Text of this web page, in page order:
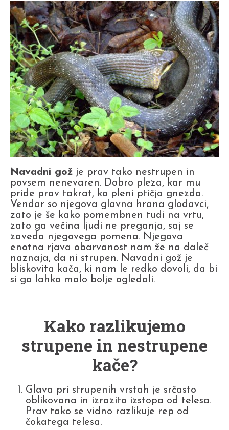
Navadni gož je prav tako nestrupen in
povsem nenevaren. Dobro pleza, kar mu
pride prav takrat, ko pleni ptičja gnezda.
Vendar so njegova glavna hrana glodavci,
zato je še kako pomembnen tudi na vrtu,
zato ga večina ljudi ne preganja, saj se
zaveda njegovega pomena. Njegova
enotna rjava obarvanost nam že na daleč
naznaja, da ni strupen. Navadni gož je
bliskovita kača, ki nam le redko dovoli, da bi
si ga lahko malo bolje ogledali.
Kako razlikujemo
strupene in nestrupene
kače?
Glava pri strupenih vrstah je srčasto
oblikovana in izrazito izstopa od telesa.
Prav tako se vidno razlikuje rep od
čokatega telesa.